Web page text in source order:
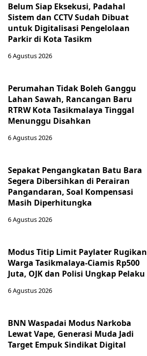
Belum Siap Eksekusi, Padahal
Sistem dan CCTV Sudah Dibuat
untuk Digitalisasi Pengelolaan
Parkir di Kota Tasikm
6 Agustus 2026
Perumahan Tidak Boleh Ganggu
Lahan Sawah, Rancangan Baru
RTRW Kota Tasikmalaya Tinggal
Menunggu Disahkan
6 Agustus 2026
Sepakat Pengangkatan Batu Bara
Segera Dibersihkan di Perairan
Pangandaran, Soal Kompensasi
Masih Diperhitungka
6 Agustus 2026
Modus Titip Limit Paylater Rugikan
Warga Tasikmalaya-Ciamis Rp500
Juta, OJK dan Polisi Ungkap Pelaku
6 Agustus 2026
BNN Waspadai Modus Narkoba
Lewat Vape, Generasi Muda Jadi
Target Empuk Sindikat Digital